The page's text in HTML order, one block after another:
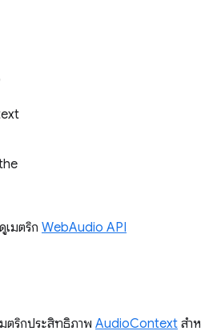
เมตริก WebAudio API
ตริกประสิทธิภาพ AudioContext สําห